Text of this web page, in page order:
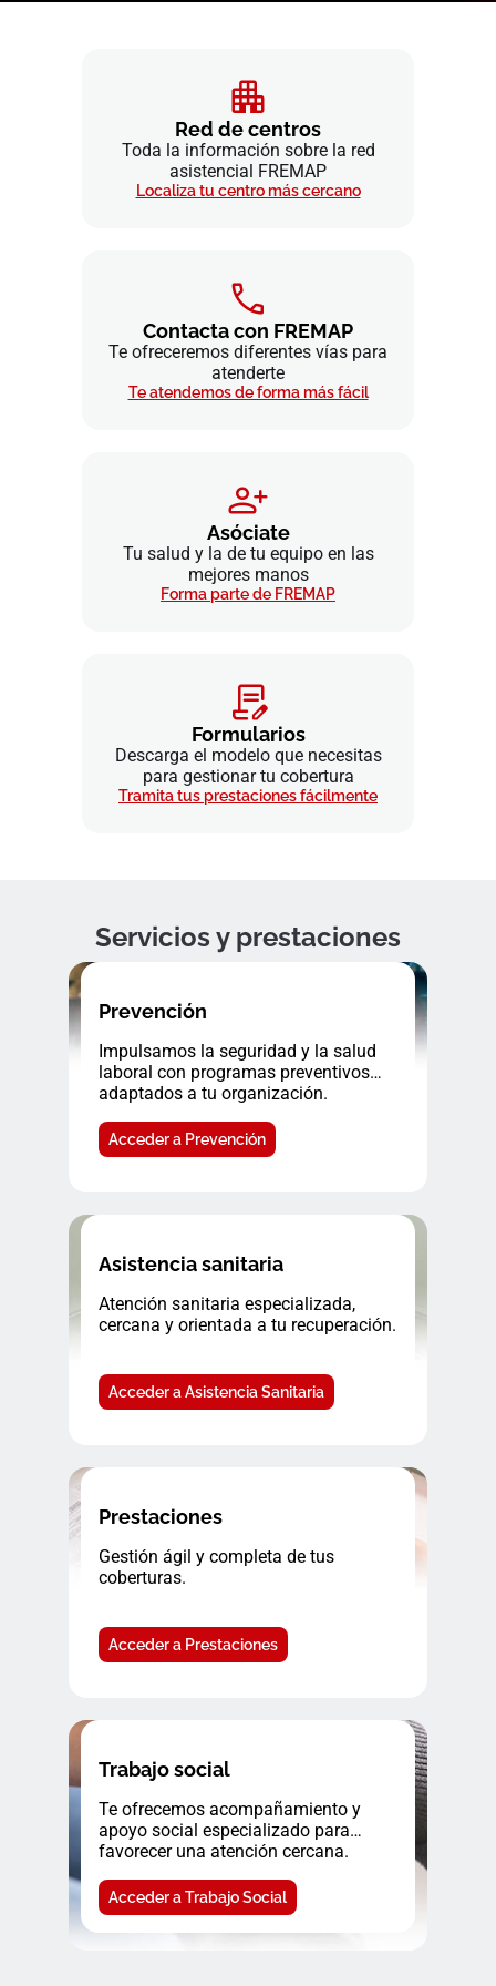
Red de centros
Toda la información sobre la red
asistencial FREMAP
Localiza tu centro más cercano
Contacta con FREMAP
Te ofreceremos diferentes vías para
atenderte
Te atendemos de forma más fácil
Asóciate
Tu salud y la de tu equipo en las
mejores manos
Forma parte de FREMAP
Formularios
Descarga el modelo que necesitas
para gestionar tu cobertura
Tramita tus prestaciones fácilmente
Servicios y prestaciones
Prevención
Impulsamos la seguridad y la salud
laboral con programas preventivos
adaptados a tu organización.
Acceder a Prevención
Asistencia sanitaria
Atención sanitaria especializada,
cercana y orientada a tu recuperación.
Acceder a Asistencia Sanitaria
Prestaciones
Gestión ágil y completa de tus
coberturas.
Acceder a Prestaciones
Trabajo social
Te ofrecemos acompañamiento y
apoyo social especializado para
favorecer una atención cercana.
Acceder a Trabajo Social